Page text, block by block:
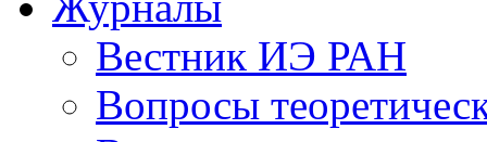
Вестник ИЭ РАН
Вопросы